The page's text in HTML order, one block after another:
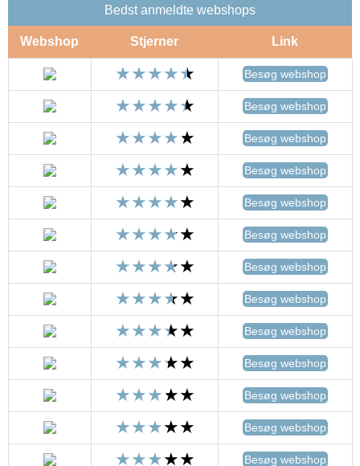
Bedst anmeldte webshops
Webshop Stjerner Link
Besøg webshop
Besøg webshop
Besøg webshop
Besøg webshop
Besøg webshop
Besøg webshop
Besøg webshop
Besøg webshop
Besøg webshop
Besøg webshop
Besøg webshop
Besøg webshop
Besøg webshop